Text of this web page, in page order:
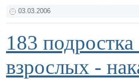
03.03.2006
183
взрослых -